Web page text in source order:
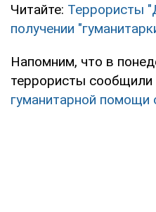
Читайте: Террористы
получении
Напомним, что в
террористы сообщили
гуманитарной помощи